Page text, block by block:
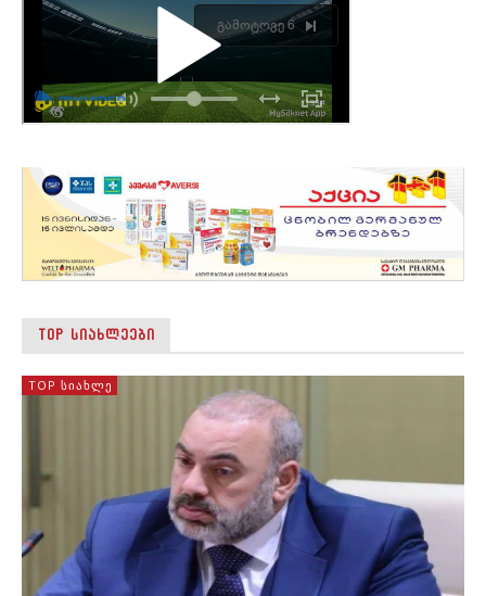
TOP ᲡᲘᲐᲮᲚᲔᲔᲑᲘ
TOP ᲡᲘᲐᲮᲚᲔ